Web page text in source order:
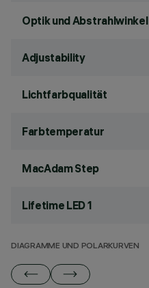
Optik und Abstrahlwinkel
Adjustability
Lichtfarbqualität
Farbtemperatur
MacAdam Step
Lifetime LED 1
DIAGRAMME UND POLARKURVEN